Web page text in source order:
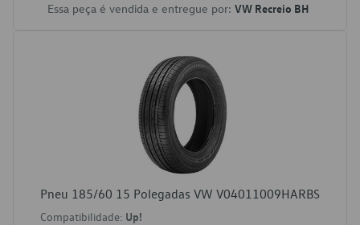
Essa peça é vendida e entregue por: VW Recreio BH
Pneu 185/60 15 Polegadas VW V04011009HARBS
Compatibilidade: Up!